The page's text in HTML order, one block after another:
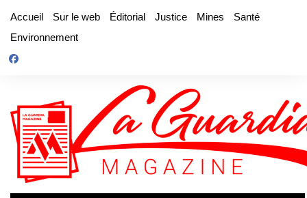
contenu
Accueil Sur le web Éditorial Justice Mines
Santé
Environnement